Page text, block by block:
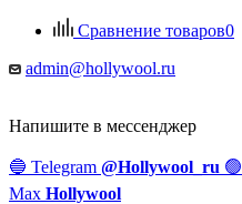
Сравнение товаров0
admin@hollywool.ru
Напишите в мессенджер
🔵 Telegram @Hollywool_ru 🟢
Max Hollywool